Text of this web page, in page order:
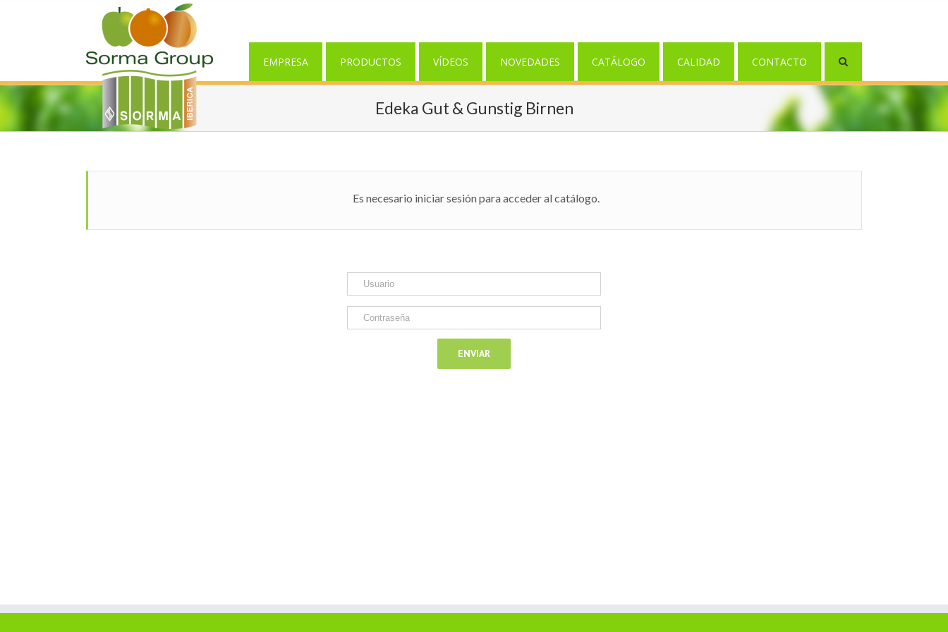
EMPRESA PRODUCTOS VÍDEOS NOVEDADES CATÁLOGO CALIDAD CONTACTO
Edeka Gut & Gunstig Birnen
Es necesario iniciar sesión para acceder al catálogo.